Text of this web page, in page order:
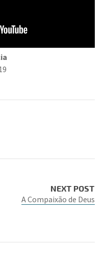
NEXT POST
A Compaixão de Deus